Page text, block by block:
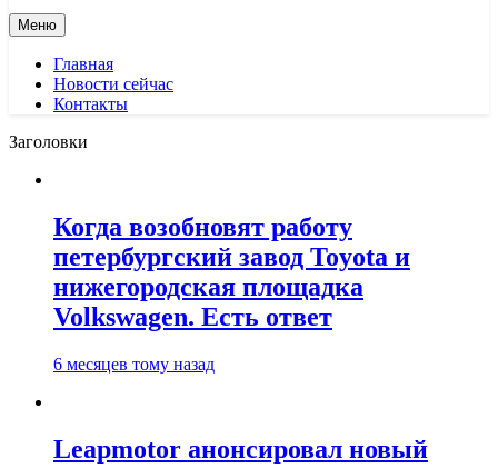
Меню
Главная
Новости сейчас
Контакты
Заголовки
Когда возобновят работу
петербургский завод Toyota и
нижегородская площадка
Volkswagen. Есть ответ
6 месяцев тому назад
Leapmotor анонсировал новый